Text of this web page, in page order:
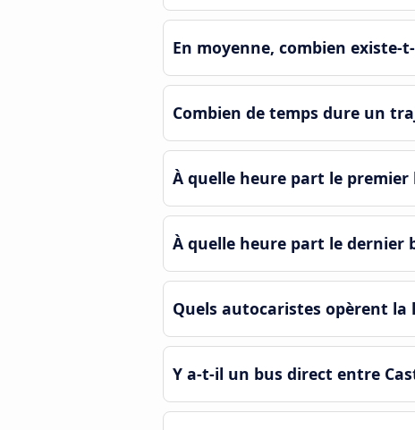
En moyenne, combien existe-
Combien de temps dure un
À quelle heure part le premier
À quelle heure part le dernier
Quels autocaristes opèrent la
Y a-t-il un bus direct entre